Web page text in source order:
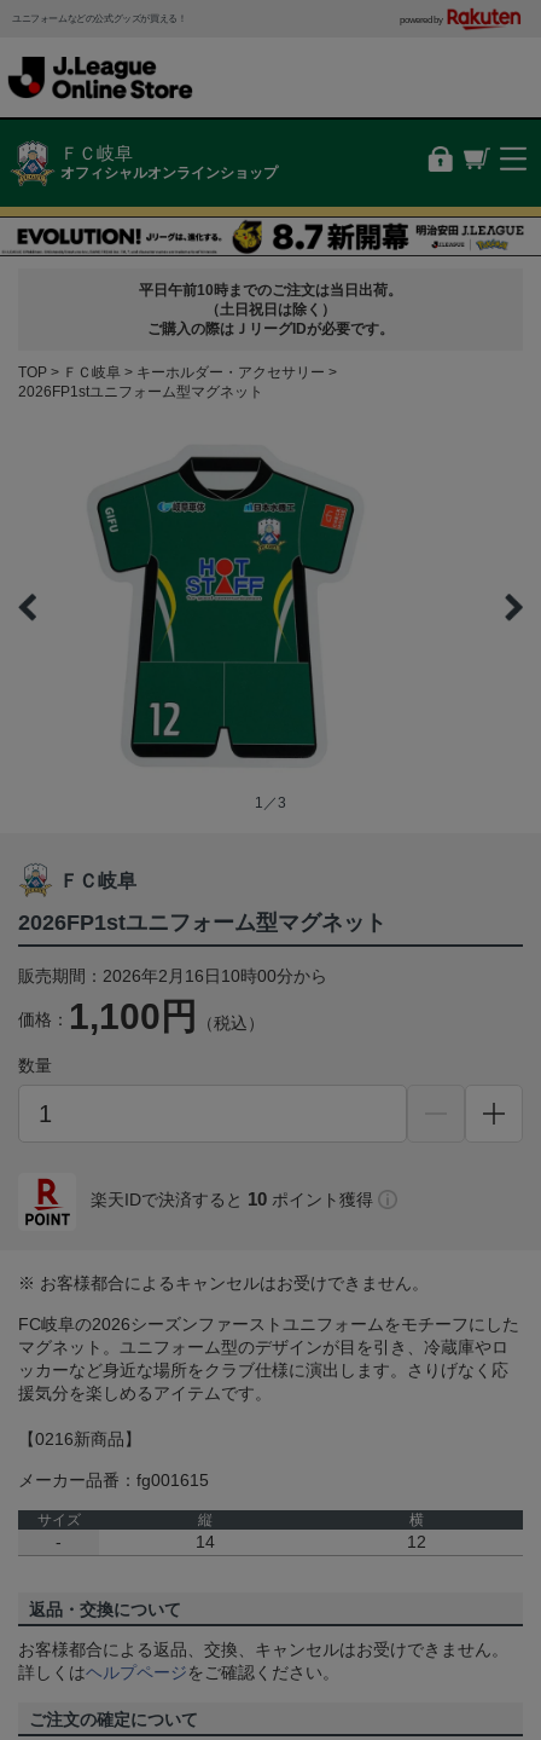
ユニフォームなどの公式グッズが買える！ powered by
ＦＣ岐阜
オフィシャルオンラインショップ
平日午前10時までのご注文は当日出荷。
（土日祝日は除く）
ご購入の際はＪリーグIDが必要です。
TOP ＦＣ岐阜
キーホルダー・アクセサリー
2026FP1stユニフォーム型マグネット
1／3
ＦＣ岐阜
2026FP1stユニフォーム型マグネット
販売期間：2026年2月16日10時00分から
価格： 1,100円 （税込）
数量
楽天IDで決済すると 10 ポイント獲得
※ お客様都合によるキャンセルはお受けできません。
FC岐阜の2026シーズンファーストユニフォームをモチーフにした
マグネット。ユニフォーム型のデザインが目を引き、冷蔵庫やロ
ッカーなど身近な場所をクラブ仕様に演出します。さりげなく応
援気分を楽しめるアイテムです。
【0216新商品】
メーカー品番：fg001615
サイズ 縦 横
- 14 12
返品・交換について
お客様都合による返品、交換、キャンセルはお受けできません。
詳しくはヘルプページをご確認ください。
ご注文の確定について